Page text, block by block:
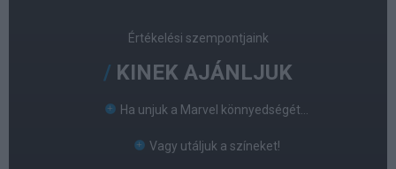
Értékelési szempontjaink
KINEK AJÁNLJUK
Ha unjuk a Marvel könnyedségét...
Vagy utáljuk a színeket!